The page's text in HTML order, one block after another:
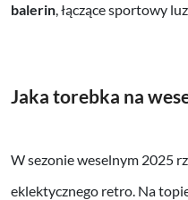
balerin, łączące sportowy
Jaka torebka na
W sezonie weselnym 2025
eklektycznego retro. Na